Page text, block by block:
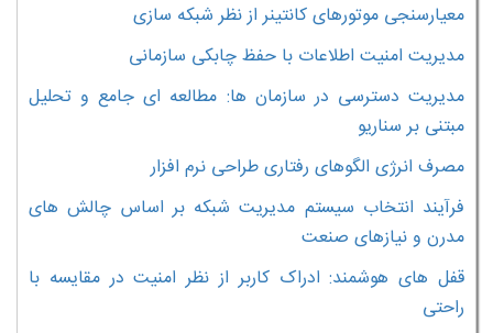
معیارسنجی موتورهای کانتینر از نظر شبکه سازی
مدیریت امنیت اطلاعات با حفظ چابکی سازمانی
مدیریت دسترسی در سازمان ها: مطالعه ای جامع و تحلیل
مبتنی بر سناریو
مصرف انرژی الگوهای رفتاری طراحی نرم افزار
فرآیند انتخاب سیستم مدیریت شبکه بر اساس چالش های
مدرن و نیازهای صنعت
قفل های هوشمند: ادراک کاربر از نظر امنیت در مقایسه با
راحتی